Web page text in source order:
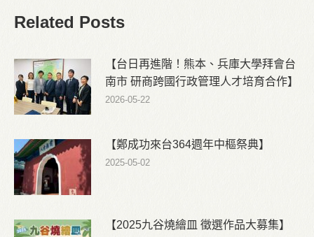
Related Posts
【台日再進階！熊本、兵庫大學拜會台
南市 研商跨國行政管理人才培育合作】
2026-05-22
【鄭成功來台364週年中樞祭典】
2025-05-02
【2025九谷燒繪皿 徵選作品大募集】